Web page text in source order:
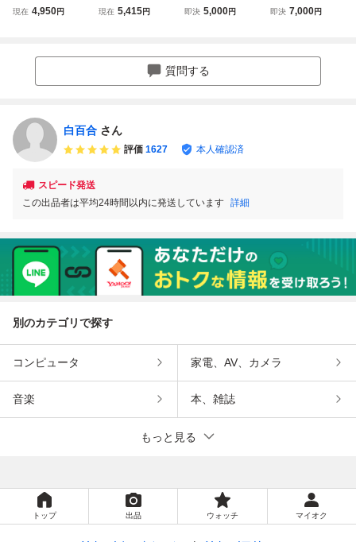
ヴォクシー モデリ
現在 4,950円
ートノア、ヴォク
現在 5,415円
モデリスタ 80 ヴ
ル 助手席ドア部分
左側フロントドア
即決 5,000円
★ ノア ヴォク
即決 7,000円
質問する
白百合 さん
評価 1627 本人確認済
スピード発送
この出品者は平均24時間以内に発送しています 詳細
別のカテゴリで探す
コンピュータ 家電、AV、カメラ
音楽 本、雑誌
もっと見る
トップ 出品 ウォッチ マイオク